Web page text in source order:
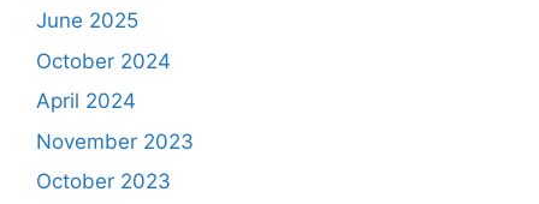
June 2025
October 2024
April 2024
November 2023
October 2023